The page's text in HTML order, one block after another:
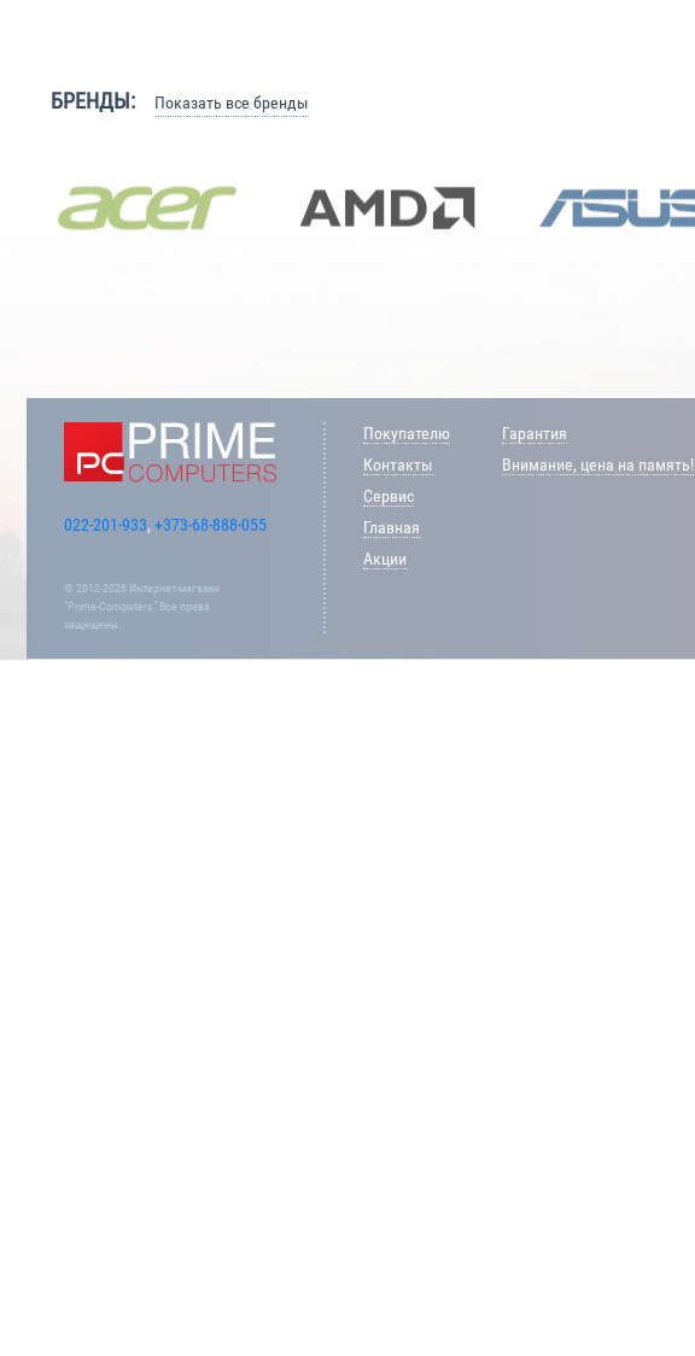
БРЕНДЫ: Показать все бренды
022-201-933, +373-68-888-055
© 2012-2026 Интернет-магазин
“Prime-Computers” Все права
защищены.
Покупателю
Контакты
Сервис
Главная
Акции
Гарантия
Внимание, цена на память!